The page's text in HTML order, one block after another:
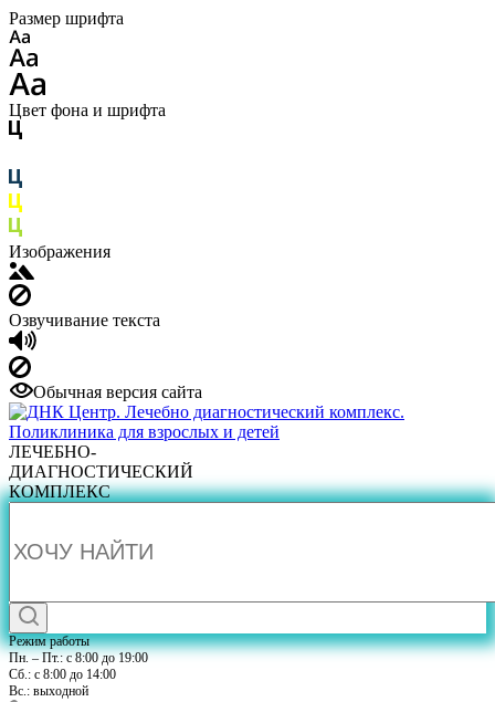
Размер шрифта
Цвет фона и шрифта
Изображения
Озвучивание текста
Обычная версия сайта
ЛЕЧЕБНО-
ДИАГНОСТИЧЕСКИЙ
КОМПЛЕКС
Режим работы
Пн. – Пт.: с 8:00 до 19:00
Сб.: с 8:00 до 14:00
Вс.: выходной